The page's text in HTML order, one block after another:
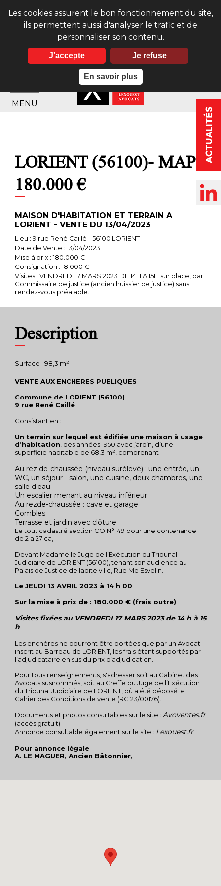
Les cookies assurent le bon fonctionnement du site,
ils permettent aussi d'analyser le trafic et de
personnaliser son contenu.
J'accepte Je refuse
En savoir plus
MENU
LORIENT (56100)- MAP
180.000 €
MAISON D'HABITATION ET TERRAIN A
LORIENT - VENTE DU 13/04/2023
Lieu : 9 rue René Caillé - 56100 LORIENT
Date de Vente : 13/04/2023
Mise à prix : 180.000 €
Consignation : 18.000 €
Visites : VENDREDI 17 MARS 2023 DE 14H A 15H sur place, par
Commissaire de justice (ancien huissier de justice) sans
rendez-vous préalable.
Description
Surface : 98,3 m²
VENTE AUX ENCHERES PUBLIQUES
Commune de LORIENT (56100)
9 rue René Caillé
Consistant en :
Un terrain sur lequel est édifiée une maison à usage
d’habitation , des années 1950 avec jardin, d’une
superficie habitable de 68,3 m², comprenant :
Au rez de-chaussée (niveau surélevé) : une entrée, un
WC, un séjour - salon, une cuisine, deux chambres, une
salle d’eau
Un escalier menant au niveau inférieur
Au rezde-chaussée : cave et garage
Combles
Terrasse et jardin avec clôture
Le tout cadastré section CO N°149 pour une contenance
de 2 a 27 ca,
Devant Madame le Juge de l’Exécution du Tribunal
Judiciaire de LORIENT (56100), tenant son audience au
Palais de Justice de ladite ville, Rue Me Esvelin.
Le JEUDI 13 AVRIL 2023 à 14 h 00
Sur la mise à prix de : 180.000 € (frais outre)
Visites fixées au VENDREDI 17 MARS 2023 de 14 h à 15
h
Les enchères ne pourront être portées que par un Avocat
inscrit au Barreau de LORIENT, les frais étant supportés par
l’adjudicataire en sus du prix d’adjudication.
Pour tous renseignements, s'adresser soit au Cabinet des
Avocats susnommés, soit au Greffe du Juge de l’Exécution
du Tribunal Judiciaire de LORIENT, où a été déposé le
Cahier des Conditions de vente (RG 23/00176).
Documents et photos consultables sur le site : Avoventes.fr
(accès gratuit)
Annonce consultable également sur le site : Lexouest.fr
Pour annonce légale
A. LE MAGUER, Ancien Bâtonnier,